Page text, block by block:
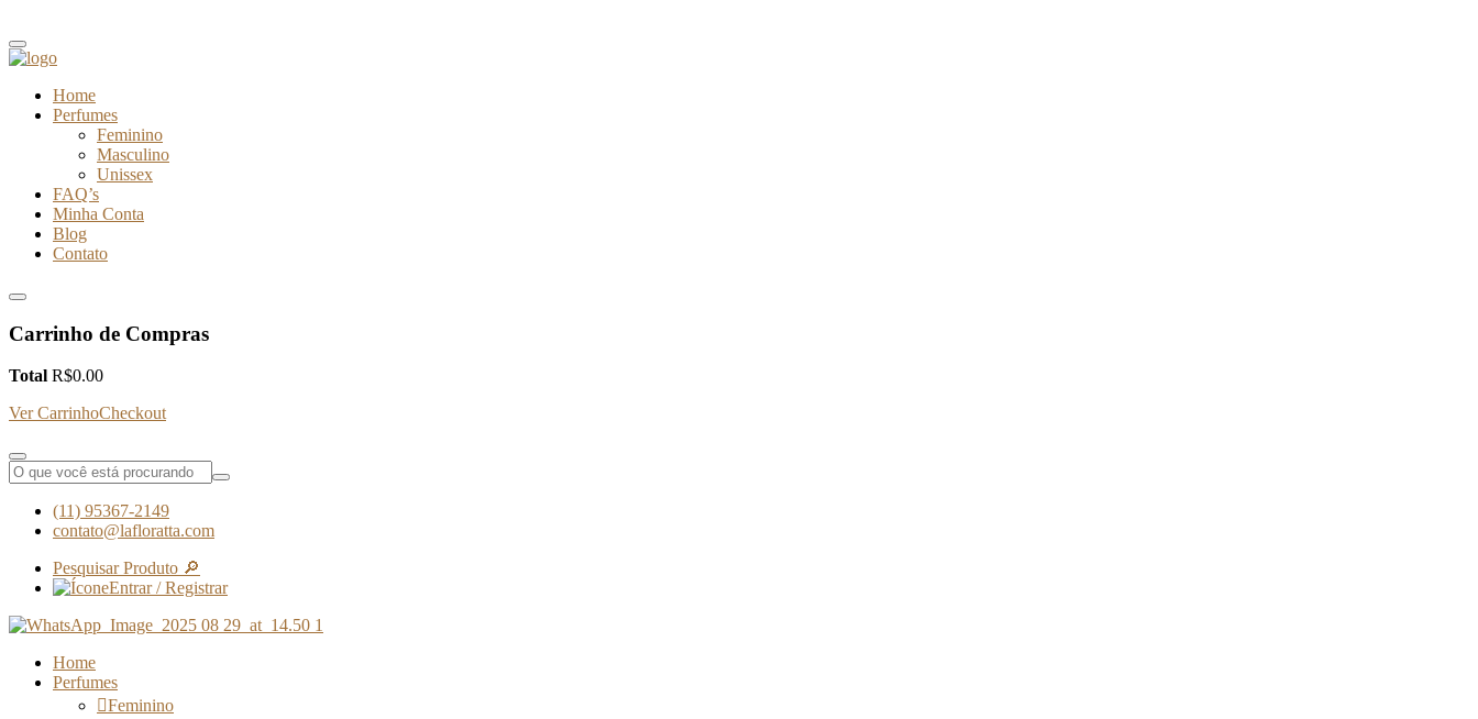
Home
Perfumes
Feminino
Masculino
Unissex
FAQ’s
Minha Conta
Blog
Contato
Carrinho de Compras
Total R$0.00
Ver CarrinhoCheckout
(11) 95367-2149
contato@lafloratta.com
Pesquisar Produto 🔎
Entrar / Registrar
Home
Perfumes
Feminino